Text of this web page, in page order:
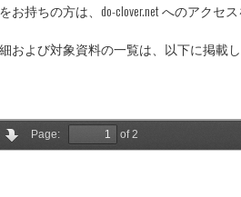
お持ちの方は、do-clover.net へのアクセ
および対象資料の一覧は、以下に掲載し